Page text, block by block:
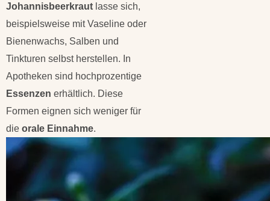
Johannisbeerkraut lasse sich,
beispielsweise mit Vaseline oder
Bienenwachs, Salben und
Tinkturen selbst herstellen. In
Apotheken sind hochprozentige
Essenzen erhältlich. Diese
Formen eignen sich weniger für
die orale Einnahme.